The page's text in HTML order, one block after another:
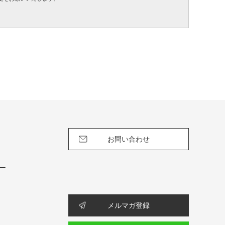
お問い合わせ
メルマガ登録